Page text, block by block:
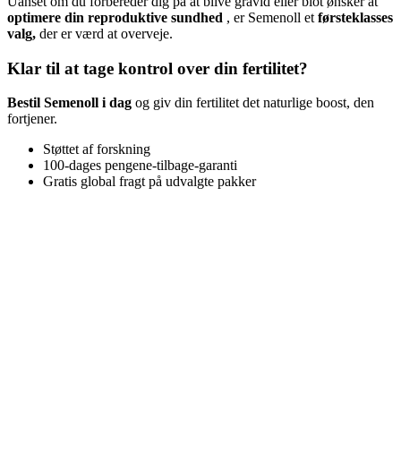
optimere din reproduktive sundhed , er Semenoll et førsteklasses
valg, der er værd at overveje.
Klar til at tage kontrol over din fertilitet?
Bestil Semenoll i dag og giv din fertilitet det naturlige boost, den
fortjener.
Støttet af forskning
100-dages pengene-tilbage-garanti
Gratis global fragt på udvalgte pakker